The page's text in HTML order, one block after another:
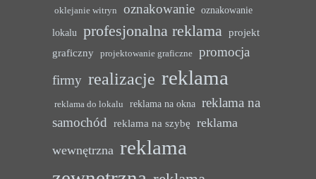
oklejanie witryn oznakowanie oznakowanie
lokalu profesjonalna reklama projekt
graficzny
projektowanie graficzne
promocja
firmy realizacje reklama
reklama do lokalu reklama na okna reklama na
samochód reklama na szybę reklama
wewnętrzna reklama